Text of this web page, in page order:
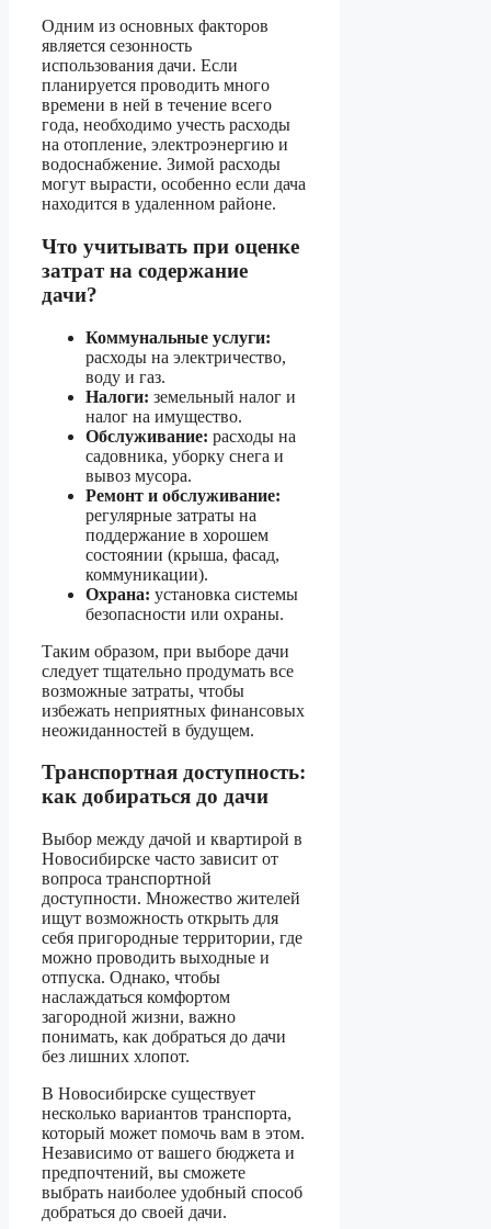
Одним из основных факторов
является сезонность
использования дачи. Если
планируется проводить много
времени в ней в течение всего
года, необходимо учесть расходы
на отопление, электроэнергию и
водоснабжение. Зимой расходы
могут вырасти, особенно если дача
находится в удаленном районе.
Что учитывать при оценке
затрат на содержание
дачи?
Коммунальные услуги:
расходы на электричество,
воду и газ.
Налоги: земельный налог и
налог на имущество.
Обслуживание: расходы на
садовника, уборку снега и
вывоз мусора.
Ремонт и обслуживание:
регулярные затраты на
поддержание в хорошем
состоянии (крыша, фасад,
коммуникации).
Охрана: установка системы
безопасности или охраны.
Таким образом, при выборе дачи
следует тщательно продумать все
возможные затраты, чтобы
избежать неприятных финансовых
неожиданностей в будущем.
Транспортная доступность:
как добираться до дачи
Выбор между дачой и квартирой в
Новосибирске часто зависит от
вопроса транспортной
доступности. Множество жителей
ищут возможность открыть для
себя пригородные территории, где
можно проводить выходные и
отпуска. Однако, чтобы
наслаждаться комфортом
загородной жизни, важно
понимать, как добраться до дачи
без лишних хлопот.
В Новосибирске существует
несколько вариантов транспорта,
который может помочь вам в этом.
Независимо от вашего бюджета и
предпочтений, вы сможете
выбрать наиболее удобный способ
добраться до своей дачи.